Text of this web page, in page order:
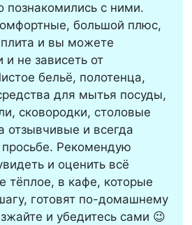
познакомились с ними.
большой плюс,
плита и вы можете
и не зависеть от
бельё, полотенца,
для мытья посуды,
сковородки, столовые
отзывчивые и всегда
Рекомендую
и оценить всё
тёплое, в кафе, которые
готовят по-домашнему
и убедитесь сами 😉